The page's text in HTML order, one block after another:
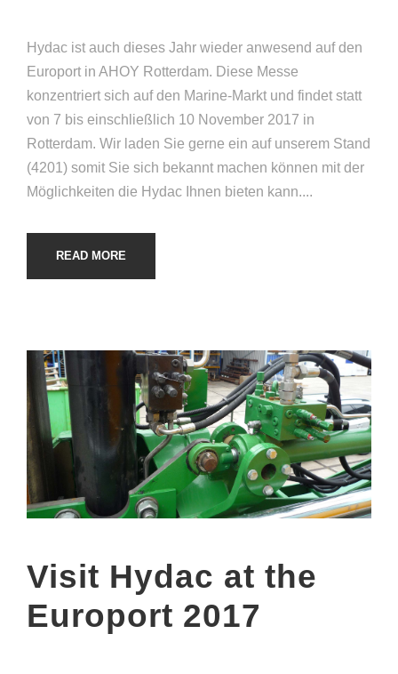
Hydac ist auch dieses Jahr wieder anwesend auf den
Europort in AHOY Rotterdam. Diese Messe
konzentriert sich auf den Marine-Markt und findet statt
von 7 bis einschließlich 10 November 2017 in
Rotterdam. Wir laden Sie gerne ein auf unserem Stand
(4201) somit Sie sich bekannt machen können mit der
Möglichkeiten die Hydac Ihnen bieten kann....
READ MORE
Visit Hydac at the
Europort 2017